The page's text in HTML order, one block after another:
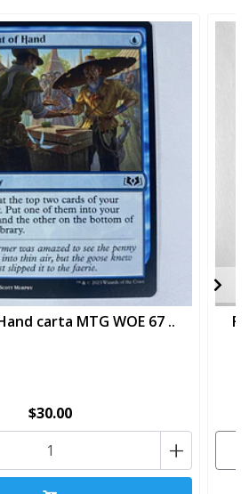
carta MTG WOE 67 ..
$30.00
+